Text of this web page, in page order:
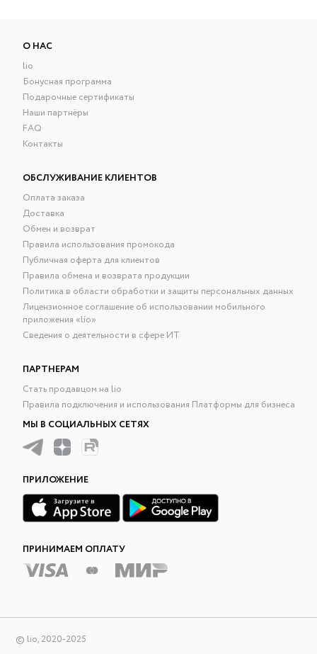
О НАС
lio
Бонусная программа
Подарочные сертификаты
Наши партнёры
FAQ
Контакты
ОБСЛУЖИВАНИЕ КЛИЕНТОВ
Оплата заказа
Доставка
Обмен и возврат
Правила использования промокода
Публичная оферта для клиентов
Правила обмена и возврата продукции
Политика в области обработки и защиты персональных данных
Лицензионное соглашение об использовании мобильного
приложения «lío»
Сведения о деятельности в сфере ИТ
ПАРТНЕРАМ
Стать продавцом на lio
Правила подключения и использования Платформы для бизнеса
МЫ В СОЦИАЛЬНЫХ СЕТЯХ
ПРИЛОЖЕНИЕ
ПРИНИМАЕМ ОПЛАТУ
© lio, 2020-2025